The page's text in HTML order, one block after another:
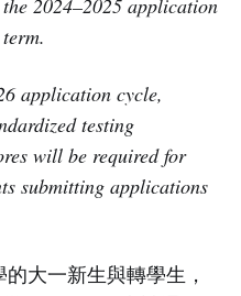
application cycle,
testing
will be required for
submitting applications
大一新生與轉學生，